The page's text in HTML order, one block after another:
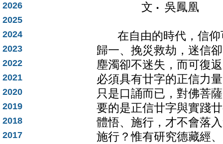
2026
2025
2024
2023
2022
2021
2020
2019
2018
2017
文 ‧ 吳鳳凰
在自由的時代，信仰
歸一、挽災救劫，迷信
塵濁卻不迷失，而可復
必須具有廿字的正信力
只是口誦而已，對佛菩
要的是正信廿字與實踐
體悟、施行，才不會落
施行？惟有研究德藏經